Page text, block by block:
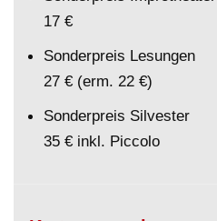
17 €
Sonderpreis Lesungen
27 € (erm. 22 €)
Sonderpreis Silvester
35 € inkl. Piccolo